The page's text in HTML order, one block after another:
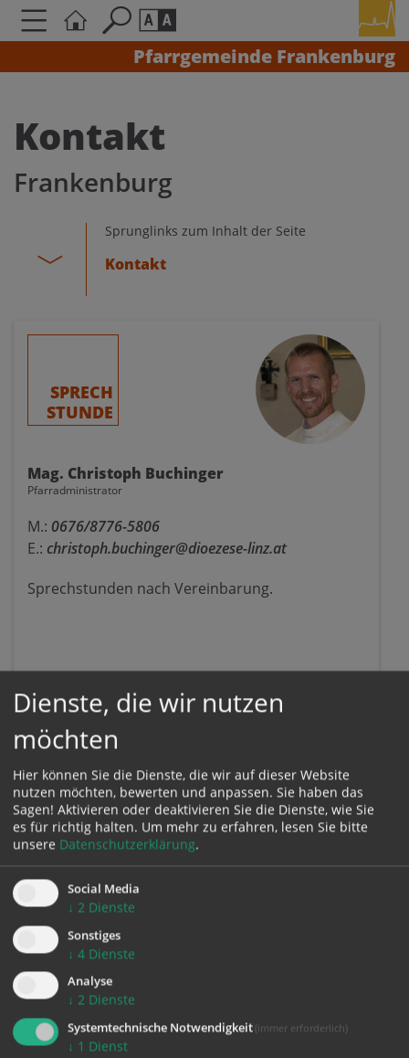
Pfarrgemeinde Frankenburg
Schriftgröße
AAA
A A A
Kontakt
Frankenburg
Sprunglinks zum Inhalt der Seite
Kontakt
SPRECH
STUNDE
Mag. Christoph Buchinger
Pfarradministrator
M.: 0676/8776-5806
E.: christoph.buchinger@dioezese-linz.at
Sprechstunden nach Vereinbarung.
Pfarrgemeinde Frankenburg
Rieglerstraße 2
4873 Frankenburg
T.:07683/8312-0
E.:pfarre.frankenburg@dioezese-linz.at
W.:https://www.dioezese-linz.at/frankenburg
weitere Ansprechpersonen
Dienste, die wir nutzen
möchten
Hier können Sie die Dienste, die wir auf dieser Website
nutzen möchten, bewerten und anpassen. Sie haben das
Sagen! Aktivieren oder deaktivieren Sie die Dienste, wie Sie
es für richtig halten. Um mehr zu erfahren, lesen Sie bitte
unsere Datenschutzerklärung.
Social Media
↓ 2 Dienste
Sonstiges
↓ 4 Dienste
Analyse
↓ 2 Dienste
Systemtechnische Notwendigkeit (immer erforderlich)
↓ 1 Dienst